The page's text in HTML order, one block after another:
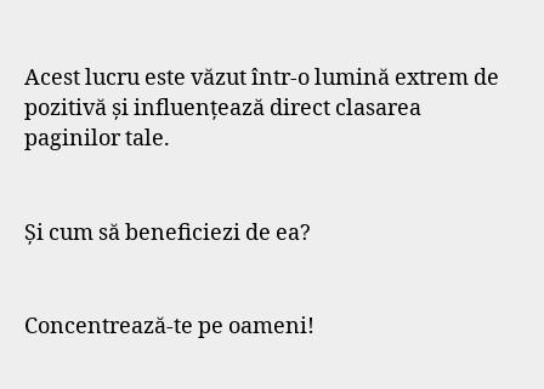
Acest lucru este văzut într-o lumină extrem de
pozitivă și influențează direct clasarea
paginilor tale.
Și cum să beneficiezi de ea?
Concentrează-te pe oameni!